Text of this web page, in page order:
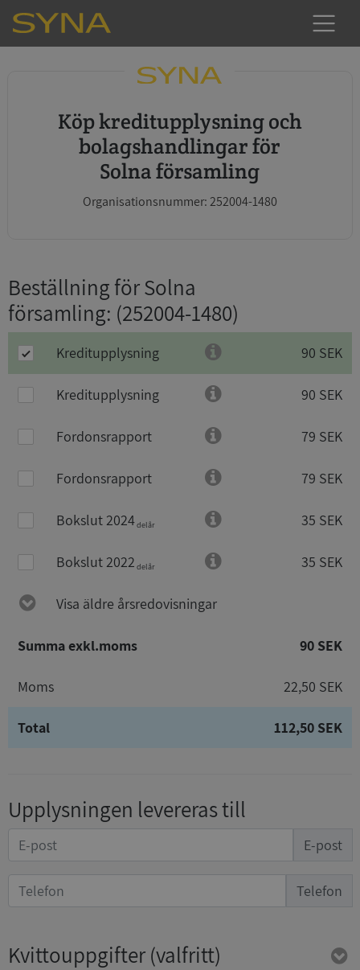
Köp kreditupplysning och
bolagshandlingar för
Solna församling
Organisationsnummer: 252004-1480
Beställning för Solna
församling: (252004-1480)
Kreditupplysning 90 SEK
Kreditupplysning 90 SEK
Fordonsrapport 79 SEK
Fordonsrapport 79 SEK
Bokslut 2024delår 35 SEK
Bokslut 2022 delår 35 SEK
Visa äldre årsredovisningar
Summa exkl.moms 90 SEK
Moms 22,50 SEK
Total 112,50 SEK
Upplysningen levereras till
E-post
Telefon
Kvittouppgifter(valfritt)